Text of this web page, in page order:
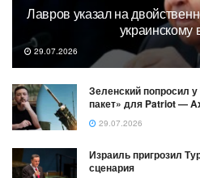
Лавров указал на
украинскому
29.07.2026
Зеленский попросил
пакет» для Patriot —
29.07.2026
Израиль пригрозил
сценария